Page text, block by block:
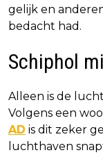
gelijk en
bedacht had.
Schiphol
Alleen is de
Volgens een
AD is dit zeker
luchthaven